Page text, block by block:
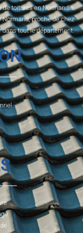
de toitures en Normandie
proche de chez-
dans tout le département.